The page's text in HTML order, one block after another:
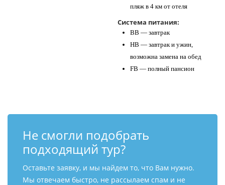
пляж в 4 км от отеля
Система питания:
BB — завтрак
HB — завтрак и ужин,
возможна замена на обед
FB — полный пансион
Не смогли подобрать
подходящий тур?
Оставьте заявку, и мы найдем то, что Вам нужно.
Мы отвечаем быстро, не рассылаем спам и не